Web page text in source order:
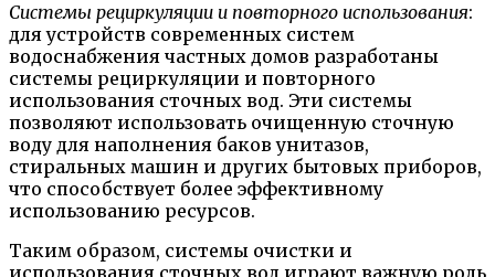
Системы рециркуляции и повторного использования:
для устройств современных систем
водоснабжения частных домов разработаны
системы рециркуляции и повторного
использования сточных вод. Эти системы
позволяют использовать очищенную сточную
воду для наполнения баков унитазов,
стиральных машин и других бытовых приборов,
что способствует более эффективному
использованию ресурсов.
Таким образом, системы очистки и